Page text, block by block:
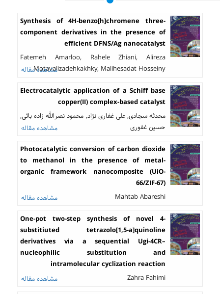
Synthesis of 4H-benzo[h]chromene three-
component derivatives in the presence of
efficient DFNS/Ag nanocatalyst
Fatemeh Amarloo, Rahele Zhiani, Alireza
Motavalizadehkakhky, Malihesadat Hosseiny
مشاهده مقاله
Electrocatalytic application of a Schiff base
copper(II) complex-based catalyst
محدثه سجادی, علی غفاری نژاد, محمود نصرالله زاده بائی,
حسین غفوری
مشاهده مقاله
Photocatalytic conversion of carbon dioxide
to methanol in the presence of metal-
organic framework nanocomposite (UiO-
66/ZIF-67)
Mahtab Abareshi
مشاهده مقاله
One-pot two-step synthesis of novel 4-
substitiuted tetrazolo[1,5-a]quinoline
derivatives via a sequential Ugi-4CR–
nucleophilic substitution and
intramolecular cyclization reaction
Zahra Fahimi
مشاهده مقاله